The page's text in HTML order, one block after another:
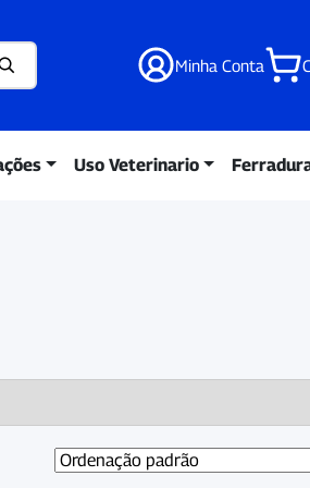
Minha Conta
Uso Veterinario